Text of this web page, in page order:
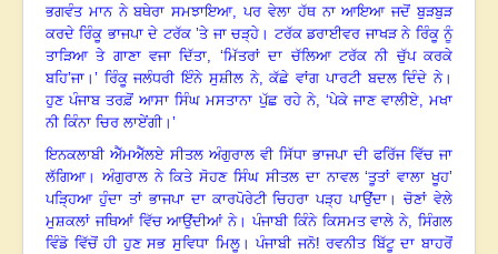
ਭਗਵੰਤ ਮਾਨ ਨੇ ਬਥੇਰਾ ਸਮਝਾਇਆ,ਪਰ ਵੇਲਾ ਹੱਥ ਨਾ ਆਇਆ ਜਦੋਂ ਬੁੜਬੁੜ
ਕਰਦੇ ਰਿੰਕੂ ਭਾਜਪਾ ਦੇ ਟਰੱਕ ’ਤੇ ਜਾ ਚੜ੍ਹੇ । ਟਰੱਕ ਡਰਾਈਵਰ ਜਾਖੜ ਨੇ ਰਿੰਕੂ ਨੂੰ
ਤਾੜਿਆ ਤੇ ਗਾਣਾ ਵਜਾ ਦਿੱਤਾ, ‘ਮਿੱਤਰਾਂ ਦਾ ਚੱਲਿਆ ਟਰੱਕ ਨੀ ਚੁੱਪ ਕਰਕੇ
ਬਹਿ’ਜਾ । ’ ਰਿੰਕੂ ਜਲੰਧਰੀ ਇੰਨੇ ਸੁਸ਼ੀਲ ਨੇ,ਕੱਛੇ ਵਾਂਗ ਪਾਰਟੀ ਬਦਲ ਦਿੰਦੇ ਨੇ।
ਹੁਣ ਪੰਜਾਬ ਤਰਫ਼ੋਂ ਆਸਾ ਸਿੰਘ ਮਸਤਾਨਾ ਪੁੱਛ ਰਹੇ ਨੇ, ‘ਪੇਕੇ ਜਾਣ ਵਾਲੀਏ,ਮਖਾ
ਨੀ ਕਿੰਨਾ ਚਿਰ ਲਾਏਂਗੀ। ’
ਇਨਕਲਾਬੀ ਐੱਮਐੱਲਏ ਸੀਤਲ ਅੰਗੁਰਾਲ ਵੀ ਸਿੱਧਾ ਭਾਜਪਾ ਦੀ ਫਰਿੱਜ ਵਿੱਚ ਜਾ
ਲੱਗਿਆ। ਅੰਗੁਰਾਲ ਨੇ ਕਿਤੇ ਸੋਹਣ ਸਿੰਘ ਸੀਤਲ ਦਾ ਨਾਵਲ ‘ਤੂਤਾਂ ਵਾਲਾ ਖੂਹ’
ਪੜ੍ਹਿਆ ਹੁੰਦਾ ਤਾਂ ਭਾਜਪਾ ਦਾ ਕਾਰਪੋਰੇਟੀ ਚਿਹਰਾ ਪੜ੍ਹ ਪਾਉਂਦਾ ।ਚੋਣਾਂ ਵੇਲੇ
ਮੁਸ਼ਕਲਾਂ ਜਥਿਆਂ ਵਿੱਚ ਆਉਂਦੀਆਂ ਨੇ।ਪੰਜਾਬੀ ਕਿੰਨੇ ਕਿਸਮਤ ਵਾਲੇ ਨੇ,ਸਿੰਗਲ
ਵਿੰਡੋ ਵਿੱਚੋਂ ਹੀ ਹੁਣ ਸਭ ਸੁਵਿਧਾ ਮਿਲੂ।ਪੰਜਾਬੀ ਜਨੋ! ਰਵਨੀਤ ਬਿੱਟੂ ਦਾ ਬਾਹਰੋਂ